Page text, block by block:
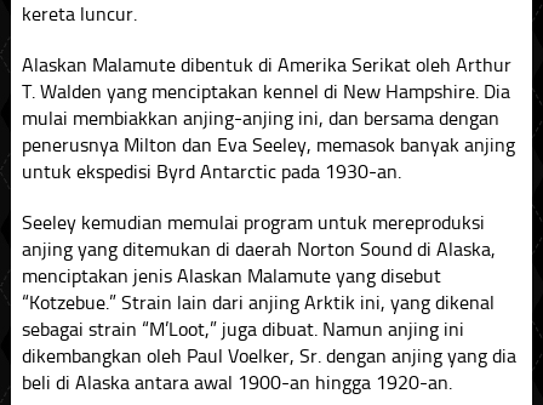
kereta luncur.
Alaskan Malamute dibentuk di Amerika Serikat oleh Arthur
T. Walden yang menciptakan kennel di New Hampshire. Dia
mulai membiakkan anjing-anjing ini, dan bersama dengan
penerusnya Milton dan Eva Seeley, memasok banyak anjing
untuk ekspedisi Byrd Antarctic pada 1930-an.
Seeley kemudian memulai program untuk mereproduksi
anjing yang ditemukan di daerah Norton Sound di Alaska,
menciptakan jenis Alaskan Malamute yang disebut
“Kotzebue.” Strain lain dari anjing Arktik ini, yang dikenal
sebagai strain “M’Loot,” juga dibuat. Namun anjing ini
dikembangkan oleh Paul Voelker, Sr. dengan anjing yang dia
beli di Alaska antara awal 1900-an hingga 1920-an.